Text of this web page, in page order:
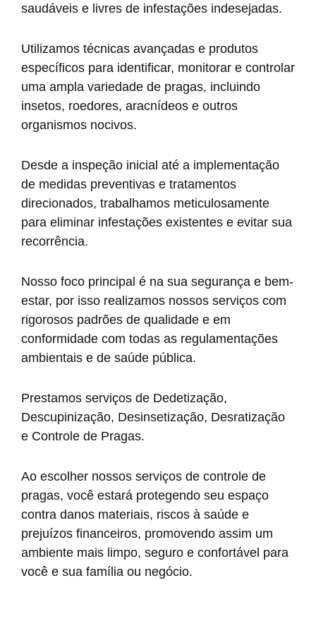
saudáveis e livres de infestações indesejadas.
Utilizamos técnicas avançadas e produtos
específicos para identificar, monitorar e controlar
uma ampla variedade de pragas, incluindo
insetos, roedores, aracnídeos e outros
organismos nocivos.
Desde a inspeção inicial até a implementação
de medidas preventivas e tratamentos
direcionados, trabalhamos meticulosamente
para eliminar infestações existentes e evitar sua
recorrência.
Nosso foco principal é na sua segurança e bem-
estar, por isso realizamos nossos serviços com
rigorosos padrões de qualidade e em
conformidade com todas as regulamentações
ambientais e de saúde pública.
Prestamos serviços de Dedetização,
Descupinização, Desinsetização, Desratização
e Controle de Pragas.
Ao escolher nossos serviços de controle de
pragas, você estará protegendo seu espaço
contra danos materiais, riscos à saúde e
prejuízos financeiros, promovendo assim um
ambiente mais limpo, seguro e confortável para
você e sua família ou negócio.